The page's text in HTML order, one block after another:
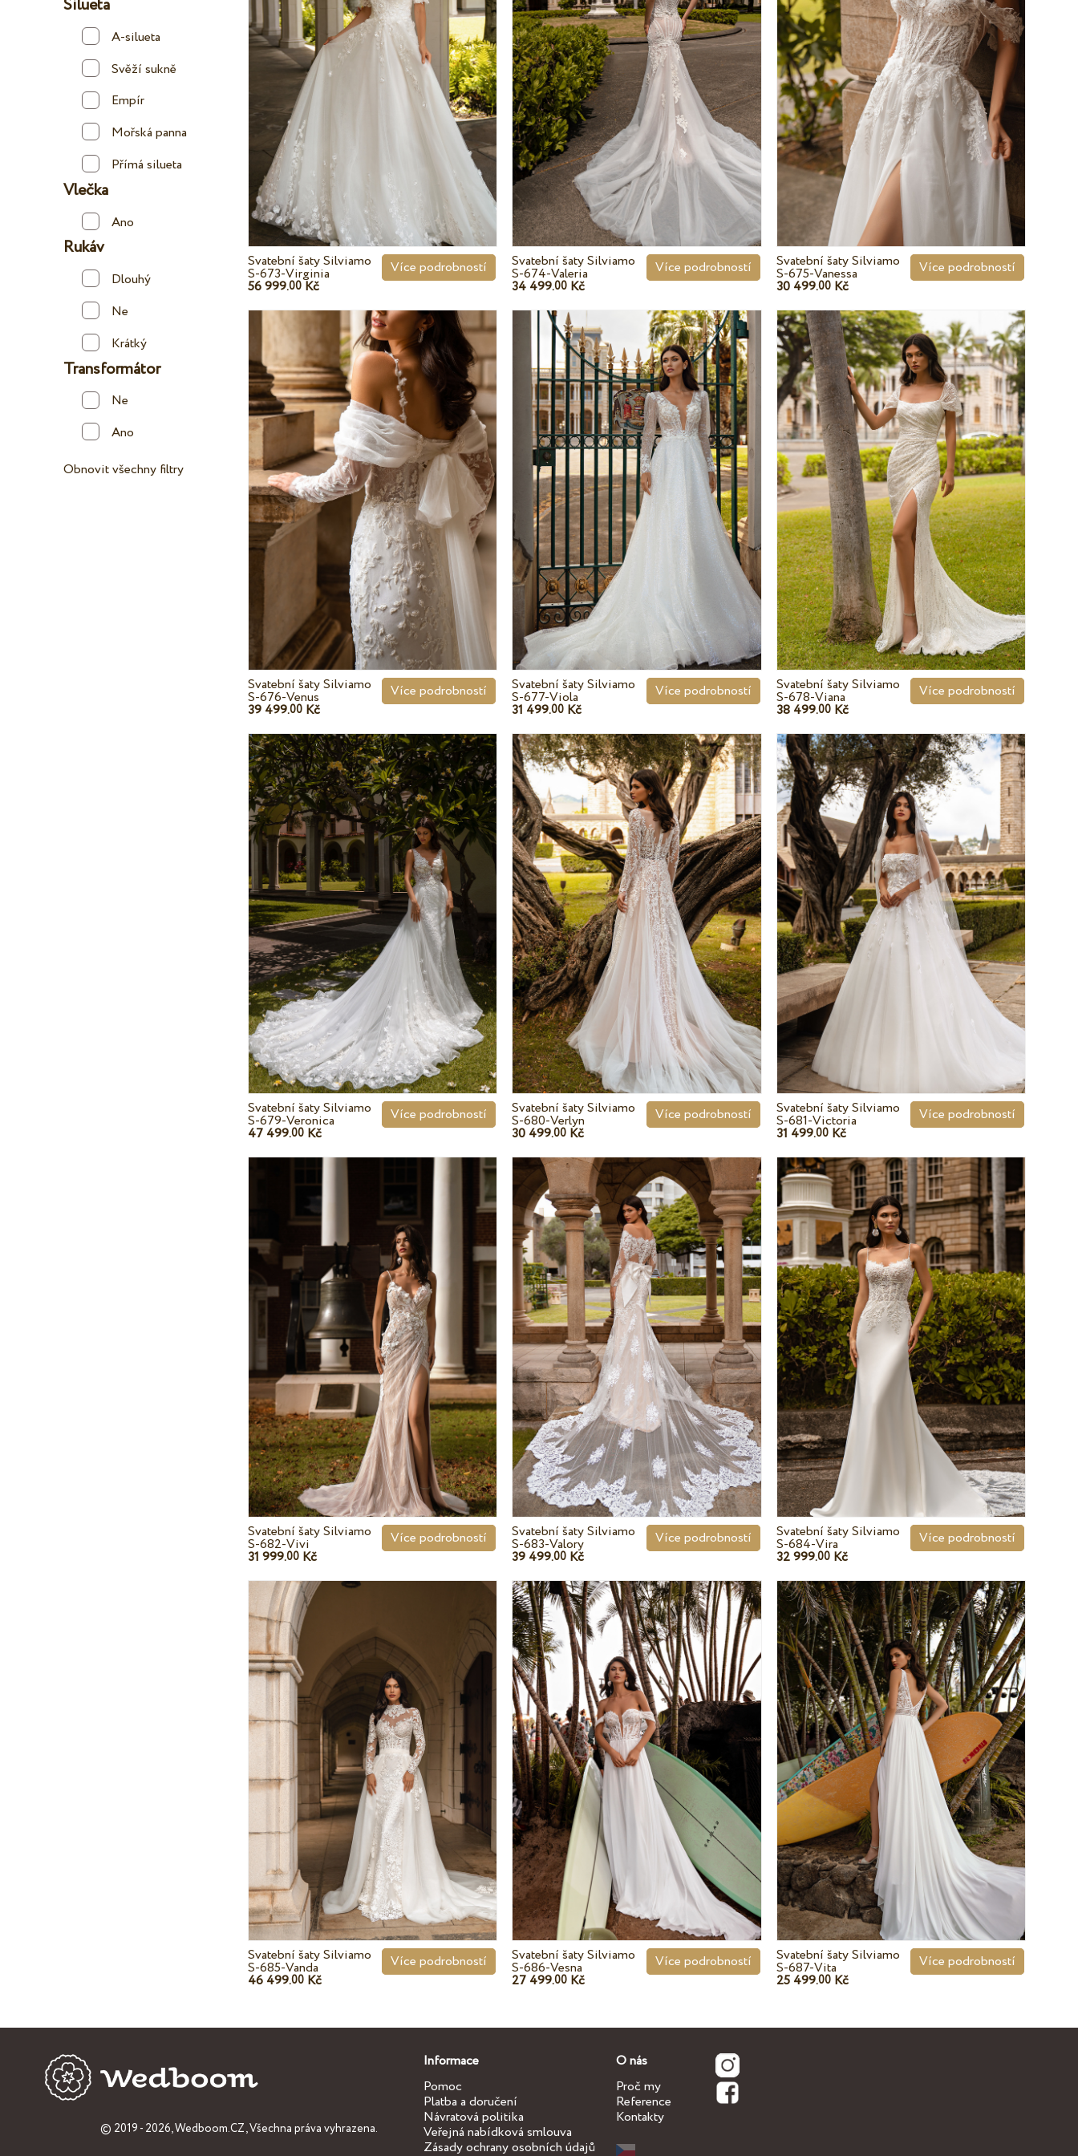
Silueta
A-silueta
Svěží sukně
Empír
Mořská panna
Přímá silueta
Vlečka
Ano
Rukáv
Dlouhý
Ne
Krátký
Transformátor
Ne
Ano
Obnovit všechny filtry
Svatební šaty Silviamo
S-673-Virginia
56 999.00 Kč
Více podrobností Svatební šaty Silviamo
S-674-Valeria
34 499.00 Kč
Více podrobností Svatební šaty Silviamo
S-675-Vanessa
30 499.00Kč
Více podrobností
Svatební šaty Silviamo
S-676-Venus
39 499.00 Kč
Více podrobností Svatební šaty Silviamo
S-677-Viola
31 499.00 Kč
Více podrobností Svatební šaty Silviamo
S-678-Viana
38 499.00Kč
Více podrobností
Svatební šaty Silviamo
S-679-Veronica
47 499.00 Kč
Více podrobností Svatební šaty Silviamo
S-680-Verlyn
30 499.00 Kč
Více podrobností Svatební šaty Silviamo
S-681-Victoria
31 499.00Kč
Více podrobností
Svatební šaty Silviamo
S-682-Vivi
31 999.00 Kč
Více podrobností Svatební šaty Silviamo
S-683-Valory
39 499.00 Kč
Více podrobností Svatební šaty Silviamo
S-684-Vira
32 999.00Kč
Více podrobností
Svatební šaty Silviamo
S-685-Vanda
46 499.00 Kč
Více podrobností Svatební šaty Silviamo
S-686-Vesna
27 499.00 Kč
Více podrobností Svatební šaty Silviamo
S-687-Vita
25 499.00Kč
Více podrobností
© 2019 - 2026,Wedboom.CZ, Všechna práva vyhrazena.
Informace
Pomoc
Platba a doručení
Návratová politika
Veřejná nabídková smlouva
Zásady ochrany osobních údajů
O nás
Proč my
Reference
Kontakty